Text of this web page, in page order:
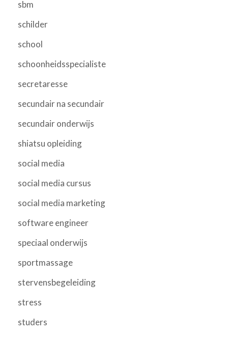
sbm
schilder
school
schoonheidsspecialiste
secretaresse
secundair na secundair
secundair onderwijs
shiatsu opleiding
social media
social media cursus
social media marketing
software engineer
speciaal onderwijs
sportmassage
stervensbegeleiding
stress
studers